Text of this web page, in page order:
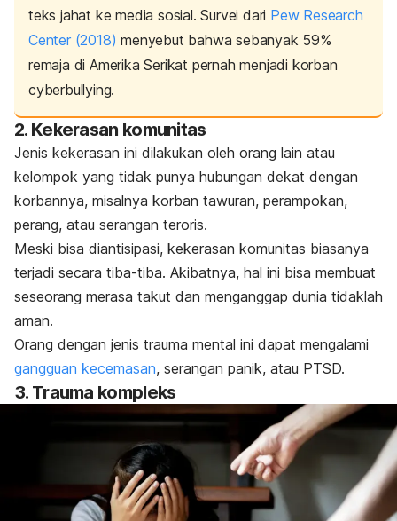
teks jahat ke media sosial. Survei dari Pew Research
Center (2018) menyebut bahwa sebanyak 59%
remaja di Amerika Serikat pernah menjadi korban
cyberbullying.
2. Kekerasan komunitas
Jenis kekerasan ini dilakukan oleh orang lain atau
kelompok yang tidak punya hubungan dekat dengan
korbannya, misalnya korban tawuran, perampokan,
perang, atau serangan teroris.
Meski bisa diantisipasi, kekerasan komunitas biasanya
terjadi secara tiba-tiba. Akibatnya, hal ini bisa membuat
seseorang merasa takut dan menganggap dunia tidaklah
aman.
Orang dengan jenis trauma mental ini dapat mengalami
gangguan kecemasan, serangan panik, atau PTSD.
3. Trauma kompleks